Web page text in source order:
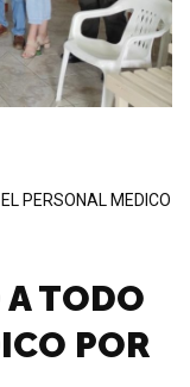
PERSONAL MEDICO
TODO
POR